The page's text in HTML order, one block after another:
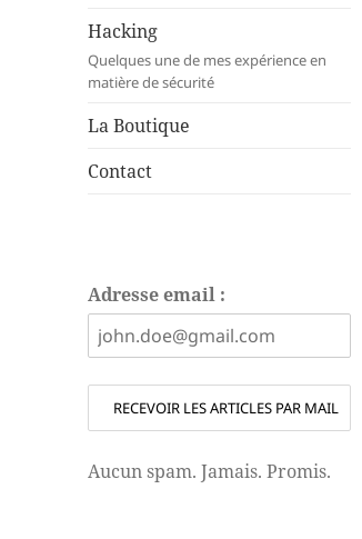
Hacking
Quelques une de mes expérience en
matière de sécurité
La Boutique
Contact
Adresse email :
Aucun spam. Jamais. Promis.